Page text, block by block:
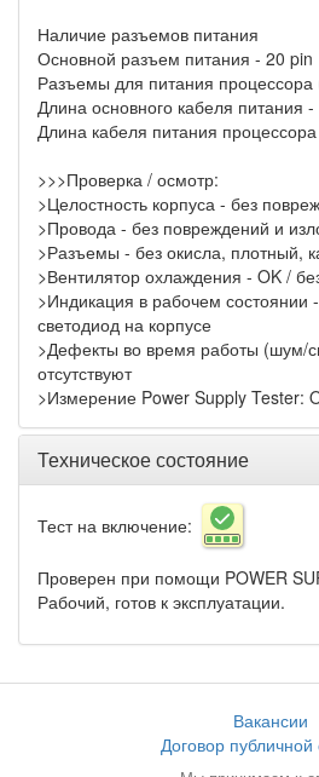
Наличие разъемов питания
Основной разъем питания - 20 pin
Разъемы для питания процессора
Длина основного кабеля питания
Длина кабеля питания
>>>Проверка / осмотр:
>Целостность корпуса - без
>Провода - без повреждений и
>Разъемы - без окисла, плотный,
>Вентилятор охлаждения - OK /
>Индикация в рабочем состоянии
светодиод на корпусе
>Дефекты во время работы (шум/
отсутствуют
>Измерение Power Supply Tester:
Техническое состояние
Тест на включение:
Проверен при помощи POWER
Рабочий, готов к эксплуатации.
Вакансии
Договор